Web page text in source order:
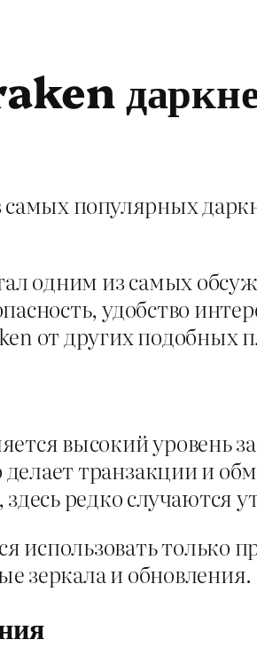
популярных
одним из самых
удобство
от других подобных
высокий уровень
транзакции и
редко случаются
только
зеркала и обновления.